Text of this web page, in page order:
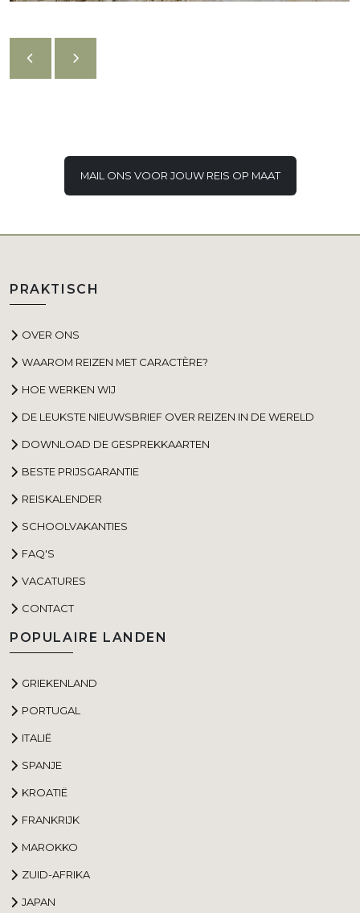
MAIL ONS VOOR JOUW REIS OP MAAT
PRAKTISCH
OVER ONS
WAAROM REIZEN MET CARACTÈRE?
HOE WERKEN WIJ
DE LEUKSTE NIEUWSBRIEF OVER REIZEN IN DE WERELD
DOWNLOAD DE GESPREKKAARTEN
BESTE PRIJSGARANTIE
REISKALENDER
SCHOOLVAKANTIES
FAQ'S
VACATURES
CONTACT
POPULAIRE LANDEN
GRIEKENLAND
PORTUGAL
ITALIË
SPANJE
KROATIË
FRANKRIJK
MAROKKO
ZUID-AFRIKA
JAPAN